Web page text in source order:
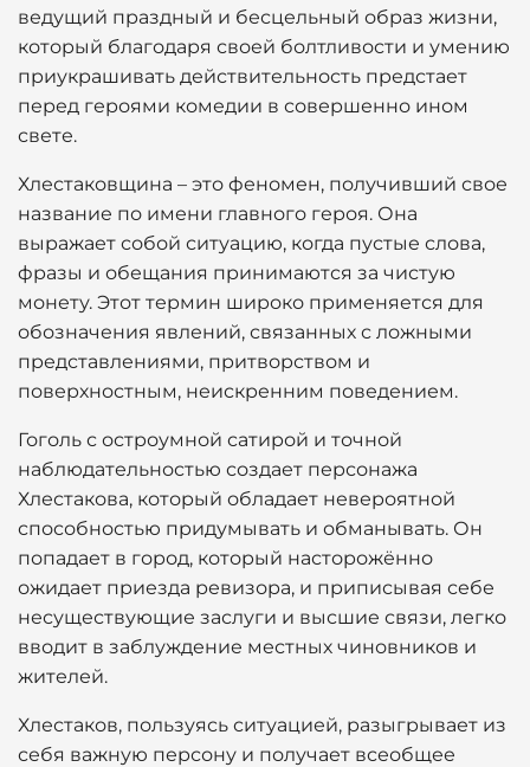
ведущий праздный и бесцельный образ жизни,
который благодаря своей болтливости и умению
приукрашивать действительность предстает
перед героями комедии в совершенно ином
свете.
Хлестаковщина – это феномен, получивший свое
название по имени главного героя. Она
выражает собой ситуацию, когда пустые слова,
фразы и обещания принимаются за чистую
монету. Этот термин широко применяется для
обозначения явлений, связанных с ложными
представлениями, притворством и
поверхностным, неискренним поведением.
Гоголь с остроумной сатирой и точной
наблюдательностью создает персонажа
Хлестакова, который обладает невероятной
способностью придумывать и обманывать. Он
попадает в город, который насторожённо
ожидает приезда ревизора, и приписывая себе
несуществующие заслуги и высшие связи, легко
вводит в заблуждение местных чиновников и
жителей.
Хлестаков, пользуясь ситуацией, разыгрывает из
себя важную персону и получает всеобщее